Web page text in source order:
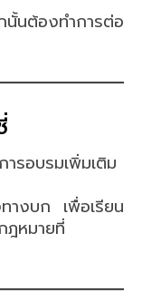
นต้องทำการต่อ
รอบรมเพิ่มเติม
างบก เพื่อเรียน
ฎหมายที่